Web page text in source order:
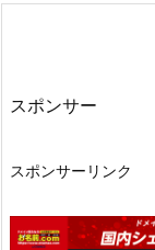
スポンサー
スポンサーリンク